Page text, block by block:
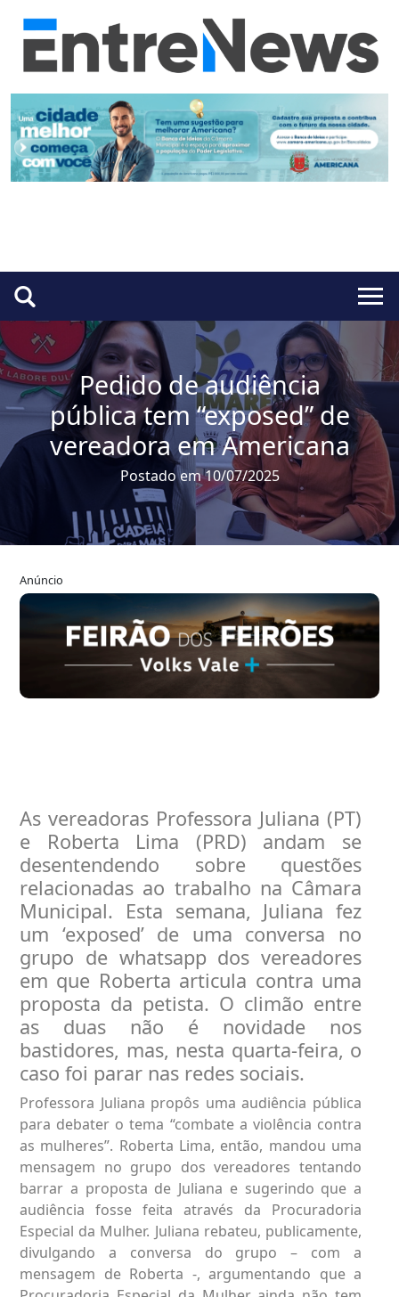
Pedido de audiência
pública tem “exposed” de
vereadora em Americana
Postado em 10/07/2025
Anúncio
As vereadoras Professora Juliana (PT)
e Roberta Lima (PRD) andam se
desentendendo sobre questões
relacionadas ao trabalho na Câmara
Municipal. Esta semana, Juliana fez
um ‘exposed’ de uma conversa no
grupo de whatsapp dos vereadores
em que Roberta articula contra uma
proposta da petista. O climão entre
as duas não é novidade nos
bastidores, mas, nesta quarta-feira, o
caso foi parar nas redes sociais.
Professora Juliana propôs uma audiência pública
para debater o tema “combate a violência contra
as mulheres”. Roberta Lima, então, mandou uma
mensagem no grupo dos vereadores tentando
barrar a proposta de Juliana e sugerindo que a
audiência fosse feita através da Procuradoria
Especial da Mulher. Juliana rebateu, publicamente,
divulgando a conversa do grupo – com a
mensagem de Roberta -, argumentando que a